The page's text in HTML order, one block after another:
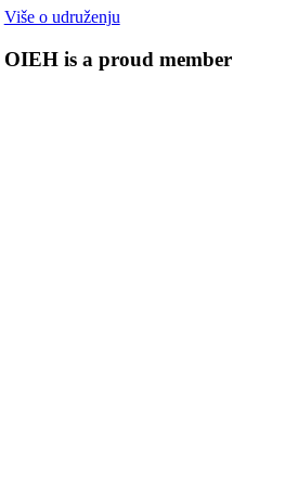
Više o udruženju
OIEH is a proud member